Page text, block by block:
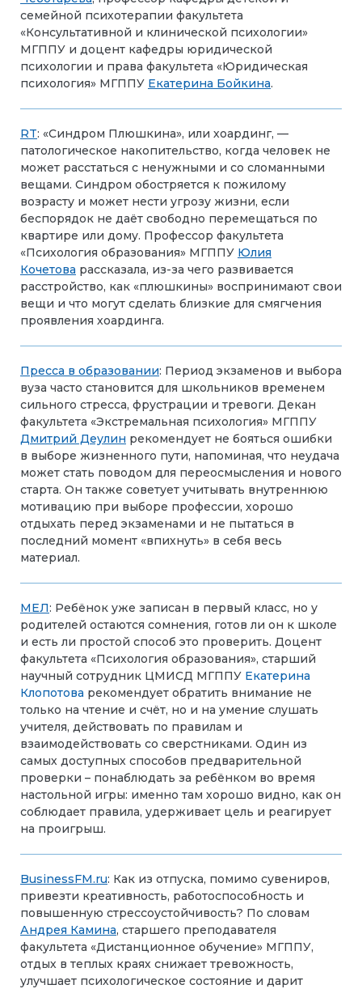
семейной психотерапии факультета
«Консультативной и клинической психологии»
МГППУ и доцент кафедры юридической
психологии и права факультета «Юридическая
психология» МГППУ Екатерина Бойкина.
RT: «Синдром Плюшкина», или хоардинг, —
патологическое накопительство, когда человек не
может расстаться с ненужными и со сломанными
вещами. Синдром обостряется к пожилому
возрасту и может нести угрозу жизни, если
беспорядок не даёт свободно перемещаться по
квартире или дому. Профессор факультета
«Психология образования» МГППУ Юлия
Кочетова рассказала, из-за чего развивается
расстройство, как «плюшкины» воспринимают свои
вещи и что могут сделать близкие для смягчения
проявления хоардинга.
Пресса в образовании: Период экзаменов и выбора
вуза часто становится для школьников временем
сильного стресса, фрустрации и тревоги. Декан
факультета «Экстремальная психология» МГППУ
Дмитрий Деулин рекомендует не бояться ошибки
в выборе жизненного пути, напоминая, что неудача
может стать поводом для переосмысления и нового
старта. Он также советует учитывать внутреннюю
мотивацию при выборе профессии, хорошо
отдыхать перед экзаменами и не пытаться в
последний момент «впихнуть» в себя весь
материал.
МЕЛ: Ребёнок уже записан в первый класс, но у
родителей остаются сомнения, готов ли он к школе
и есть ли простой способ это проверить. Доцент
факультета «Психология образования», старший
научный сотрудник ЦМИСД МГППУ Екатерина
Клопотова рекомендует обратить внимание не
только на чтение и счёт, но и на умение слушать
учителя, действовать по правилам и
взаимодействовать со сверстниками. Один из
самых доступных способов предварительной
проверки – понаблюдать за ребёнком во время
настольной игры: именно там хорошо видно, как он
соблюдает правила, удерживает цель и реагирует
на проигрыш.
BusinessFM.ru: Как из отпуска, помимо сувениров,
привезти креативность, работоспособность и
повышенную стрессоустойчивость? По словам
Андрея Камина, старшего преподавателя
факультета «Дистанционное обучение» МГППУ,
отдых в теплых краях снижает тревожность,
улучшает психологическое состояние и дарит